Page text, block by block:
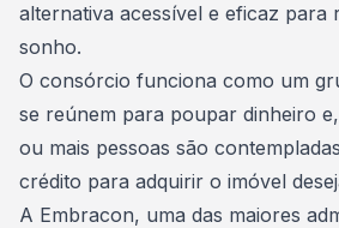
alternativa acessível e eficaz para
sonho.
O consórcio funciona como um
se reúnem para poupar dinheiro
ou mais pessoas são
crédito para adquirir o imóvel
A Embracon, uma das maiores